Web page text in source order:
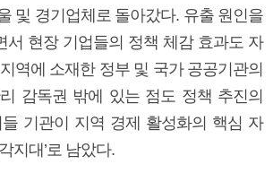
및 경기업체로 돌아갔다. 유출 원인을
서 현장 기업들의 정책 체감 효과도 자
역에 소재한 정부 및 국가 공공기관의
감독권 밖에 있는 점도 정책 추진의
기관이 지역 경제 활성화의 핵심 자
지대’로 남았다.